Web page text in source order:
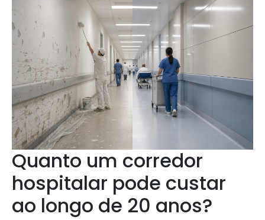
Quanto um corredor
hospitalar pode custar
ao longo de 20 anos?